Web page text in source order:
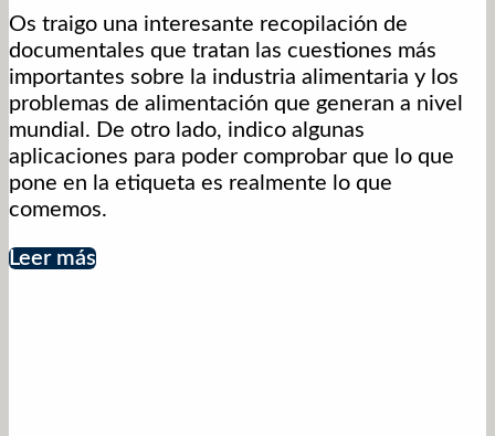
Os traigo una interesante recopilación de
documentales que tratan las cuestiones más
importantes sobre la industria alimentaria y los
problemas de alimentación que generan a nivel
mundial. De otro lado, indico algunas
aplicaciones para poder comprobar que lo que
pone en la etiqueta es realmente lo que
comemos.
Leer más